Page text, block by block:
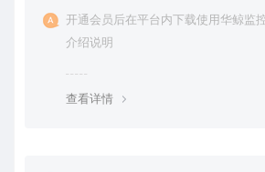
开通会员后在平台内下载使用华鲸监
介绍说明
查看详情